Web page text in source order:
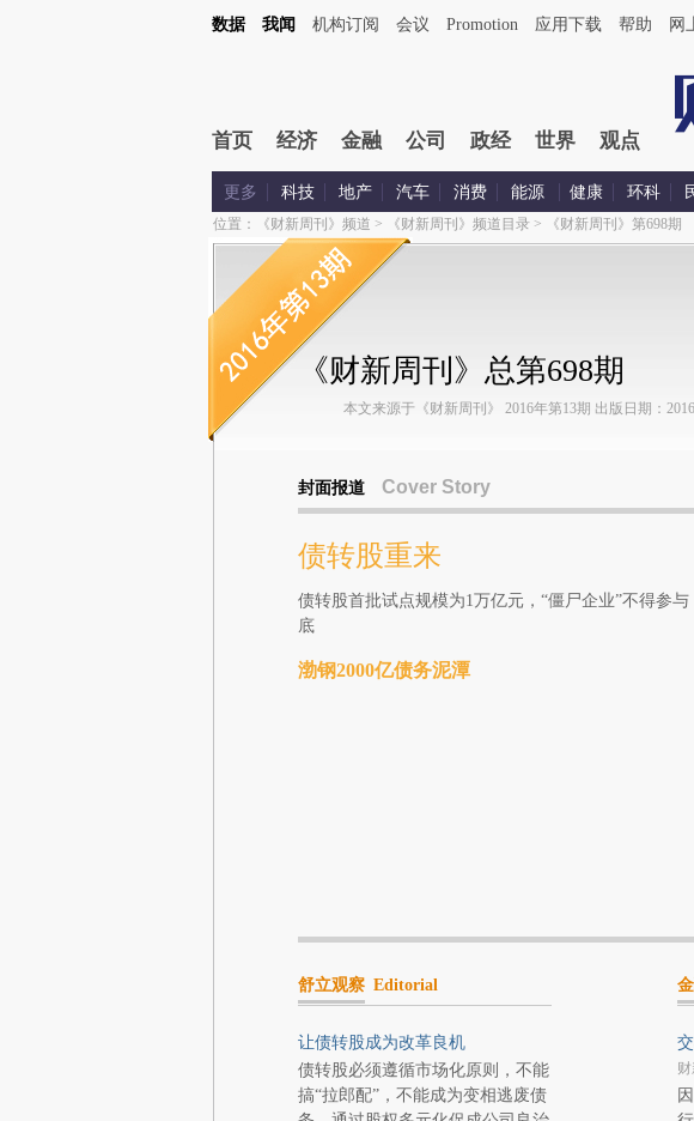
数据 我闻 机构订阅 会议 Promotion 应用下载 帮助 网
首页 经济 金融 公司 政经 世界 观点
更多 科技 地产 汽车 消费 能源 健康 环科
位置： 《财新周刊》频道 > 《财新周刊》频道目录> 《财新周刊》第698期
《财新周刊》总第698期
本文来源于《财新周刊》 2016年第13期 出版日期：
封面报道 Cover Story
债转股重来
债转股首批试点规模为1万亿元，“僵尸企业”不得参
底
渤钢2000亿债务泥潭
舒立观察 Editorial
让债转股成为改革良机
债转股必须遵循市场化原则，不能
搞“拉郎配”，不能成为变相逃废债